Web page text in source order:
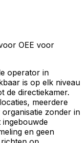
OEE voor
operator in
is op elk niveau
de directiekamer.
meerdere
zonder in
en geen